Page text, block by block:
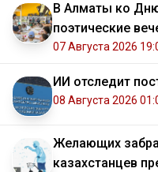
В Алматы ко
поэтические
07 Августа 2026
ИИ отследит
08 Августа 2026
Желающих
казахстанцев